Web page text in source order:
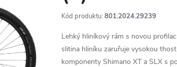
Kód produktu: 801.2024.29239
Lehký hliníkový rám s novou
slitina hliníku zaruřuje vysokou
komponenty Shimano XT a SLX s